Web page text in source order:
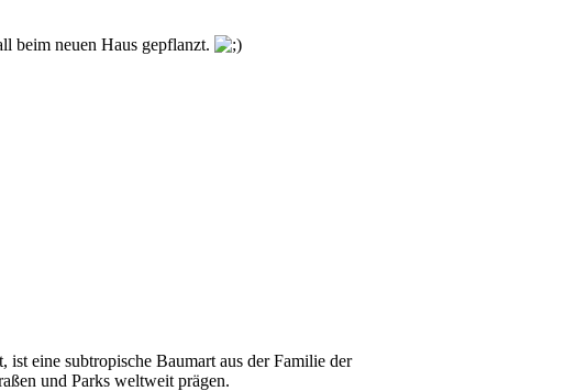
beim neuen Haus gepflanzt.
eine subtropische Baumart aus der Familie der
und Parks weltweit prägen.